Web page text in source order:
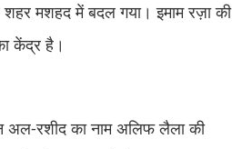
शहर मशहद में बदल गया। इमाम रज़ा की
केंद्र है।
अल-रशीद का नाम अलिफ लैला की